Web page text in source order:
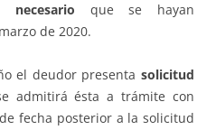
necesario que se hayan
de 2020.
el deudor presenta solicitud
admitirá ésta a trámite con
fecha posterior a la solicitud